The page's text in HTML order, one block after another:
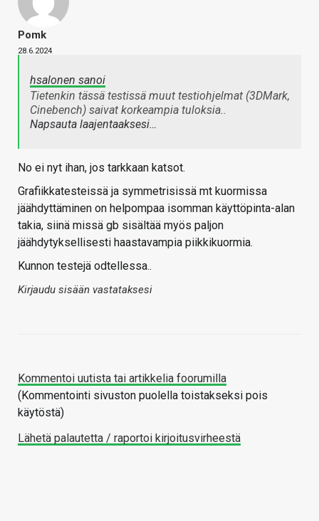
Pomk
28.6.2024
hsalonen sanoi
Tietenkin tässä testissä muut testiohjelmat (3DMark,
Cinebench) saivat korkeampia tuloksia..
Napsauta laajentaaksesi…
No ei nyt ihan, jos tarkkaan katsot.
Grafiikkatesteissä ja symmetrisissä mt kuormissa
jäähdyttäminen on helpompaa isomman käyttöpinta-alan
takia, siinä missä gb sisältää myös paljon
jäähdytyksellisesti haastavampia piikkikuormia.
Kunnon testejä odtellessa..
Kirjaudu sisään vastataksesi
Kommentoi uutista tai artikkelia foorumilla
(Kommentointi sivuston puolella toistakseksi pois
käytöstä)
Lähetä palautetta / raportoi kirjoitusvirheestä